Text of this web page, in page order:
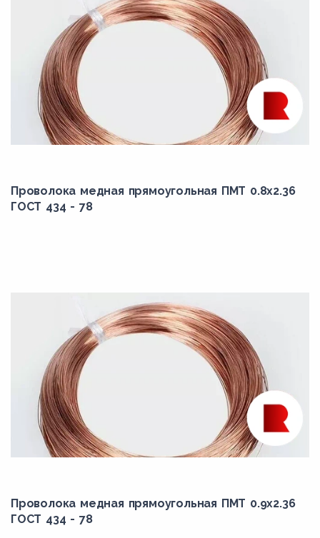
Проволока медная прямоугольная ПМТ 0.8x2.36
ГОСТ 434 - 78
Проволока медная прямоугольная ПМТ 0.9x2.36
ГОСТ 434 - 78